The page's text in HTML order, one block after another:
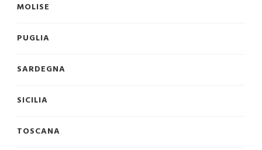
MOLISE
PUGLIA
SARDEGNA
SICILIA
TOSCANA